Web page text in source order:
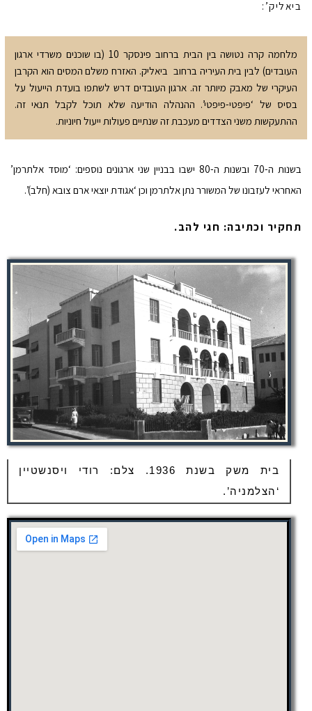
ביאליק’:
מלחמה קרה נטושה בין הבית ברחוב פינסקר 10 (בו שוכנים משרדי ארגון
העובדים) לבין בית העיריה ברחוב ביאליק. האזרח משלם המסים הוא הקרבן
העיקרי של מאבק מיותר זה. ארגון העובדים דרש לשתפו בועדת הייעול על
בסיס של ‘פיפטי-פיפטי’. ההנהלה הודיעה שלא תוכל לקבל תנאי זה.
ההתעקשות משני הצדדים מעכבת זה שנתיים פעולות ייעול חיוניות.
בשנות ה-70 ובשנות ה-80 ישבו בבניין שני ארגונים נוספים: ‘מוסד אלתרמן’
האחראי לעזבונו של המשורר נתן אלתרמן וכן ‘אגודת יוצאי ארם צובא (חלב)’.
תחקיר וכתיבה: חגי להב.
בית משק בשנת 1936. צלם: רודי ויסנשטיין
‘הצלמניה’.